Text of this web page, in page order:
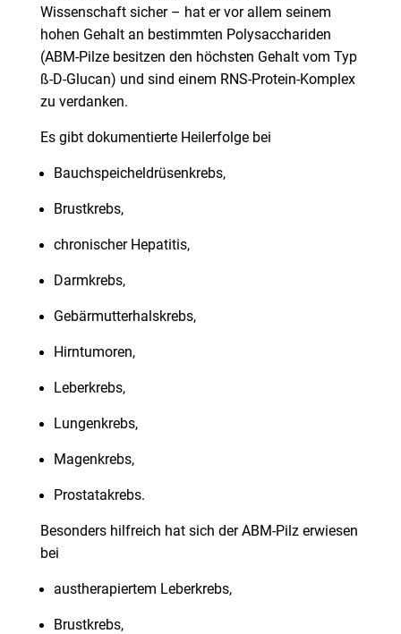
Wissenschaft sicher – hat er vor allem seinem
hohen Gehalt an bestimmten Polysacchariden
(ABM-Pilze besitzen den höchsten Gehalt vom Typ
ß-D-Glucan) und sind einem RNS-Protein-Komplex
zu verdanken.
Es gibt dokumentierte Heilerfolge bei
Bauchspeicheldrüsenkrebs,
Brustkrebs,
chronischer Hepatitis,
Darmkrebs,
Gebärmutterhalskrebs,
Hirntumoren,
Leberkrebs,
Lungenkrebs,
Magenkrebs,
Prostatakrebs.
Besonders hilfreich hat sich der ABM-Pilz erwiesen
bei
austherapiertem Leberkrebs,
Brustkrebs,